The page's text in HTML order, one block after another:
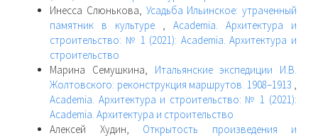
Инесса Слюнькова, Усадьба Ильинское: утраченный
памятник в культуре , Academia. Архитектура и
строительство: № 1 (2021): Academia. Архитектура и
строительство
Марина Семушкина, Итальянские экспедиции И.В.
Жолтовского: реконструкция маршрутов. 1908–1913 ,
Academia. Архитектура и строительство: № 1 (2021):
Academia. Архитектура и строительство
Алексей Худин, Открытость произведения и